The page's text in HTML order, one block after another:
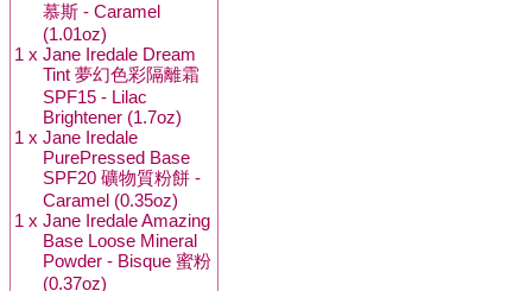
慕斯 - Caramel
(1.01oz)
1 x Jane Iredale Dream
Tint 夢幻色彩隔離霜
SPF15 - Lilac
Brightener (1.7oz)
1 x Jane Iredale
PurePressed Base
SPF20 礦物質粉餅 -
Caramel (0.35oz)
1 x Jane Iredale Amazing
Base Loose Mineral
Powder - Bisque 蜜粉
(0.37oz)